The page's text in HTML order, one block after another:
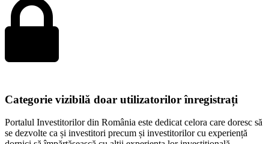
Categorie vizibilă doar utilizatorilor înregistrați
Portalul Investitorilor din România este dedicat celora care doresc să
se dezvolte ca și investitori precum și investitorilor cu experiență